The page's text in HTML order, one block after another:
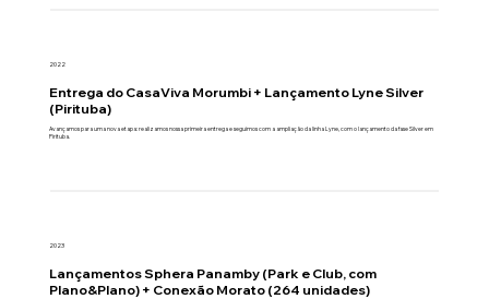
2022
Entrega do CasaViva Morumbi + Lançamento Lyne Silver
(Pirituba)
Avançamos para uma nova etapa: realizamos nossa primeira entrega e seguimos com a ampliação da linha Lyne, com o lançamento da fase Silver em
Pirituba.
2023
Lançamentos Sphera Panamby (Park e Club, com
Plano&Plano) + Conexão Morato (264 unidades)